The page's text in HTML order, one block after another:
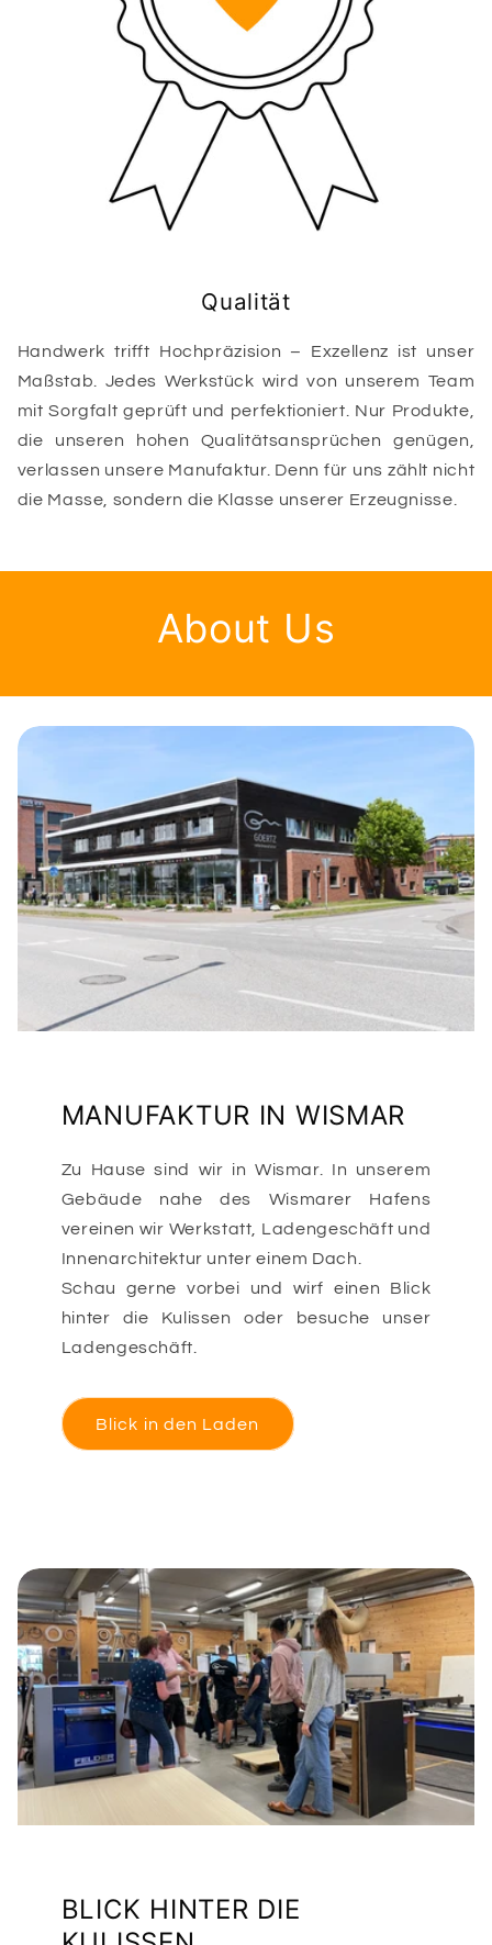
Qualität
Handwerk trifft Hochpräzision – Exzellenz ist unser
Maßstab. Jedes Werkstück wird von unserem Team
mit Sorgfalt geprüft und perfektioniert. Nur Produkte,
die unseren hohen Qualitätsansprüchen genügen,
verlassen unsere Manufaktur. Denn für uns zählt nicht
die Masse, sondern die Klasse unserer Erzeugnisse.
About Us
MANUFAKTUR IN WISMAR
Zu Hause sind wir in Wismar. In unserem
Gebäude nahe des Wismarer Hafens
vereinen wir Werkstatt, Ladengeschäft und
Innenarchitektur unter einem Dach.
Schau gerne vorbei und wirf einen Blick
hinter die Kulissen oder besuche unser
Ladengeschäft.
Blick in den Laden
BLICK HINTER DIE